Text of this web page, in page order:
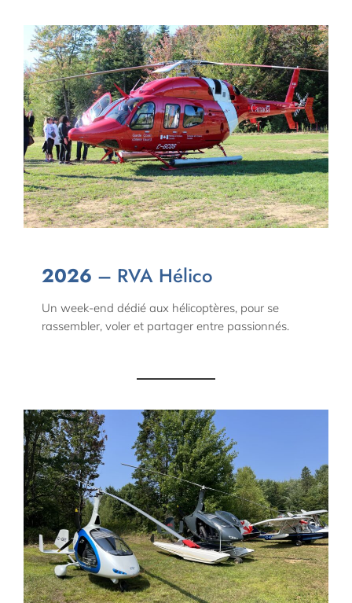
2026 – RVA Hélico
Un week-end dédié aux hélicoptères, pour se
rassembler, voler et partager entre passionnés.